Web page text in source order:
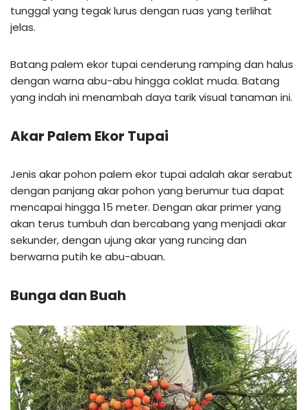
tunggal yang tegak lurus dengan ruas yang terlihat
jelas.
Batang palem ekor tupai cenderung ramping dan halus
dengan warna abu-abu hingga coklat muda. Batang
yang indah ini menambah daya tarik visual tanaman ini.
Akar Palem Ekor Tupai
Jenis akar pohon palem ekor tupai adalah akar serabut
dengan panjang akar pohon yang berumur tua dapat
mencapai hingga 15 meter. Dengan akar primer yang
akan terus tumbuh dan bercabang yang menjadi akar
sekunder, dengan ujung akar yang runcing dan
berwarna putih ke abu-abuan.
Bunga dan Buah